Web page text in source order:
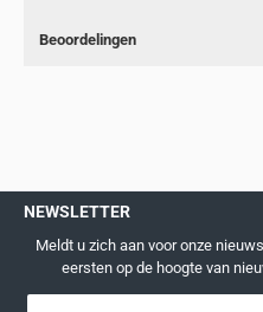
Beoordelingen
NEWSLETTER
Meldt u zich aan voor onze
eersten op de hoogte van